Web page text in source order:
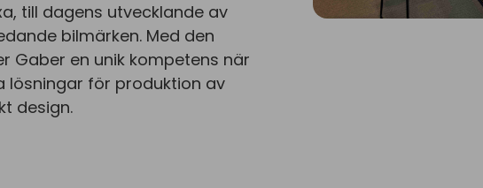
till dagens utvecklande av
bilmärken. Med den
Gaber en unik kompetens när
lösningar för produktion av
design.